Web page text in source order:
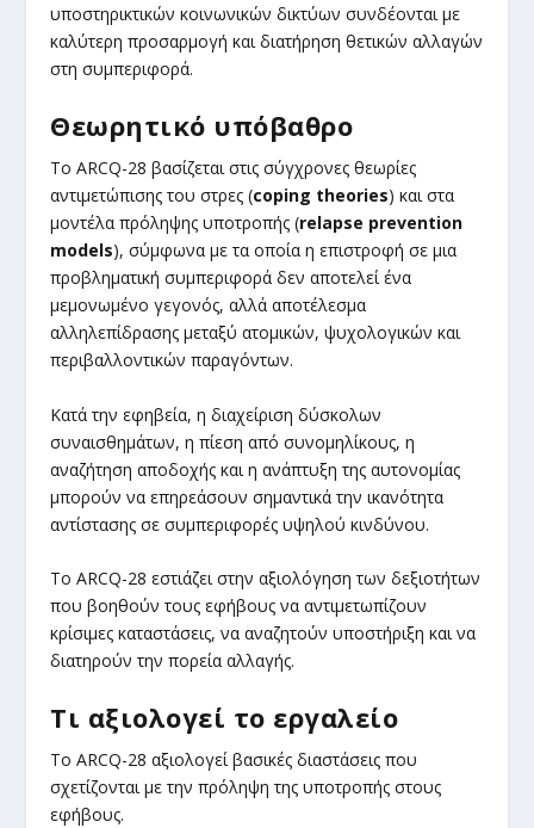
υποστηρικτικών κοινωνικών δικτύων συνδέονται με
καλύτερη προσαρμογή και διατήρηση θετικών αλλαγών
στη συμπεριφορά.
Θεωρητικό υπόβαθρο
Το ARCQ-28 βασίζεται στις σύγχρονες θεωρίες
αντιμετώπισης του στρες (coping theories) και στα
μοντέλα πρόληψης υποτροπής (relapse prevention
models), σύμφωνα με τα οποία η επιστροφή σε μια
προβληματική συμπεριφορά δεν αποτελεί ένα
μεμονωμένο γεγονός, αλλά αποτέλεσμα
αλληλεπίδρασης μεταξύ ατομικών, ψυχολογικών και
περιβαλλοντικών παραγόντων.
Κατά την εφηβεία, η διαχείριση δύσκολων
συναισθημάτων, η πίεση από συνομηλίκους, η
αναζήτηση αποδοχής και η ανάπτυξη της αυτονομίας
μπορούν να επηρεάσουν σημαντικά την ικανότητα
αντίστασης σε συμπεριφορές υψηλού κινδύνου.
Το ARCQ-28 εστιάζει στην αξιολόγηση των δεξιοτήτων
που βοηθούν τους εφήβους να αντιμετωπίζουν
κρίσιμες καταστάσεις, να αναζητούν υποστήριξη και να
διατηρούν την πορεία αλλαγής.
Τι αξιολογεί το εργαλείο
Το ARCQ-28 αξιολογεί βασικές διαστάσεις που
σχετίζονται με την πρόληψη της υποτροπής στους
εφήβους.